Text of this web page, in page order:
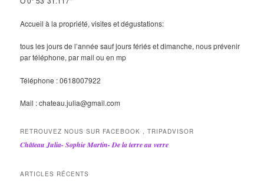
Accueil à la propriété, visites et dégustations:
tous les jours de l’année sauf jours fériés et dimanche, nous prévenir
par téléphone, par mail ou en mp
Téléphone : 0618007922
Mail : chateau.julia@gmail.com
RETROUVEZ NOUS SUR FACEBOOK , TRIPADVISOR
Château Julia- Sophie Martin- De la terre au verre
ARTICLES RÉCENTS